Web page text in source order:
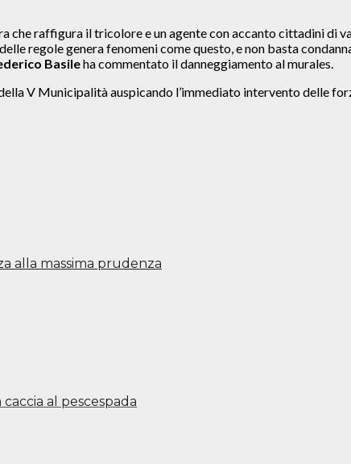
che raffigura il tricolore e un agente con accanto cittadini di
regole genera fenomeni come questo, e non basta
Basileha commentato il danneggiamento al murales.
V Municipalità auspicando l’immediato intervento delle
alla massima prudenza
al pescespada